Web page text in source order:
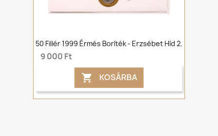
50 Fillér 1999 Érmés Boríték - Erzsébet Híd 2.
9 000 Ft
 KOSÁRBA